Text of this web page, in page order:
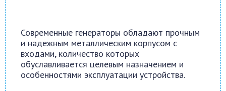
Современные генераторы обладают прочным
и надежным металлическим корпусом с
входами, количество которых
обуславливается целевым назначением и
особенностями эксплуатации устройства.